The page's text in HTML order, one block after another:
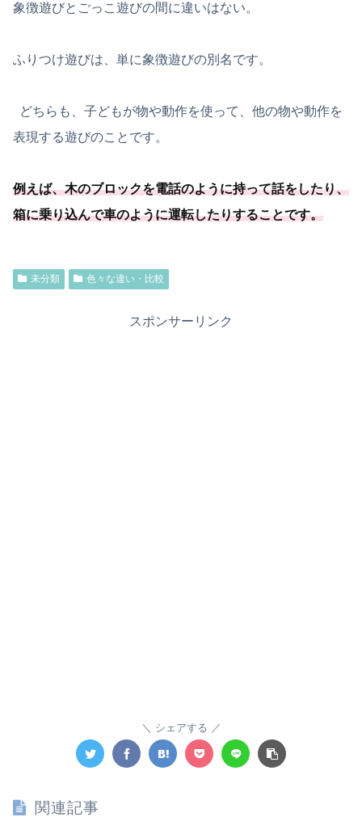
象徴遊びとごっこ遊びの間に違いはない。
ふりつけ遊びは、単に象徴遊びの別名です。
どちらも、子どもが物や動作を使って、他の物や動作を
表現する遊びのことです。
例えば、木のブロックを電話のように持って話をしたり、
箱に乗り込んで車のように運転したりすることです。
未分類 色々な違い・比較
スポンサーリンク
シェアする
関連記事